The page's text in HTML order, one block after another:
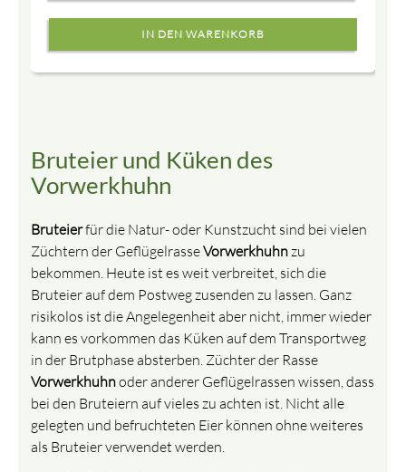
Bruteier und Küken des
Vorwerkhuhn
Bruteierfür die Natur- oder Kunstzucht sind bei vielen
Züchtern der GeflügelrasseVorwerkhuhnzu
bekommen. Heute ist es weit verbreitet, sich die
Bruteier auf dem Postweg zusenden zu lassen. Ganz
risikolos ist die Angelegenheit aber nicht, immer wieder
kann es vorkommen das Küken auf dem Transportweg
in der Brutphase absterben. Züchter der Rasse
Vorwerkhuhnoder anderer Geflügelrassen wissen, dass
bei den Bruteiern auf vieles zu achten ist. Nicht alle
gelegten und befruchteten Eier können ohne weiteres
als Bruteier verwendet werden.